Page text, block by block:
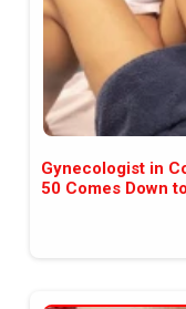
Gynecologist in
50 Comes Down